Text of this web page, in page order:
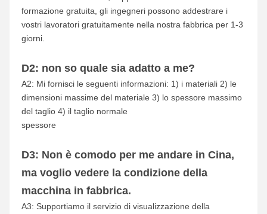
formazione gratuita, gli ingegneri possono addestrare i
vostri lavoratori gratuitamente nella nostra fabbrica per 1-3
giorni.
D2: non so quale sia adatto a me?
A2: Mi fornisci le seguenti informazioni: 1) i materiali 2) le
dimensioni massime del materiale 3) lo spessore massimo
del taglio 4) il taglio normale
spessore
D3: Non è comodo per me andare in Cina,
ma voglio vedere la condizione della
macchina in fabbrica.
A3: Supportiamo il servizio di visualizzazione della